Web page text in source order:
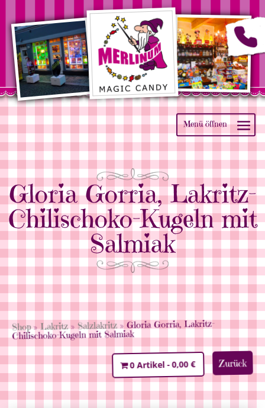
Gloria Gorria, Lakritz-
Chilischoko-Kugeln mit
Salmiak
Shop»Lakritz»Salzlakritz» Gloria Gorria, Lakritz-
Chilischoko-Kugeln mit Salmiak
Zurück
0 Artikel 0,00 €